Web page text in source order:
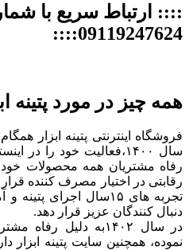
:::: ارتباط سریع با
09119247624::::
همه چیز در مورد پتینه
فروشگاه اینترنتی پتینه ابزار
سال ۱۴۰۰،فعالیت خود را
رفاه مشتریان همه محصولات خود
رقابتی در اختیار مصرف کننده
تجربه های ۱۵سال اجرای
دنبال کنندگان عزیز قرار دهد.
در سال ۱۴۰۲به دلیل
نموده، همچنین سایت پتینه ابزار